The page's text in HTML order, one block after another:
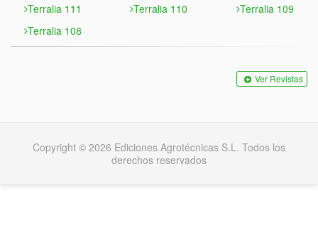
Terralia 111 Terralia 110
Terralia 109
Terralia 108
Ver Revistas
Copyright © 2026 Ediciones Agrotécnicas S.L. Todos los
derechos reservados